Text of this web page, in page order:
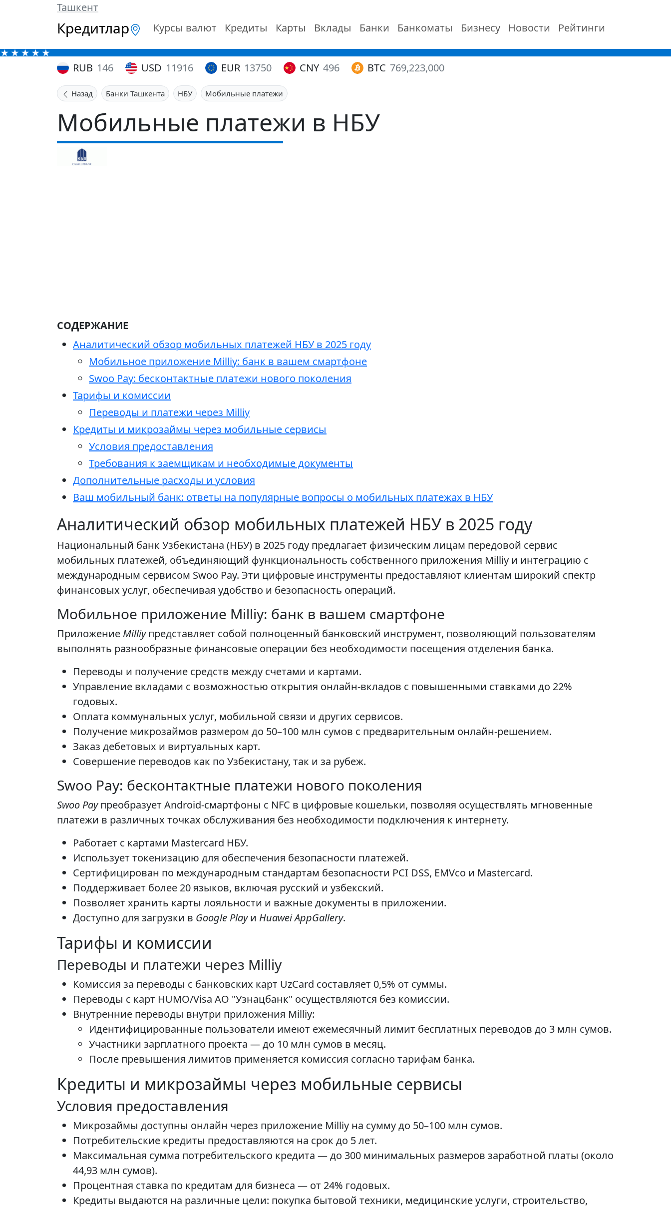
Ташкент
Кредитлар Курсы валют Кредиты Карты Вклады Банки Банкоматы Бизнесу Новости Рейтинги
RUB 146 USD 11916 EUR 13750 CNY 496 BTC 769,223,000
Назад Банки Ташкента НБУ Мобильные платежи
Мобильные платежи в НБУ
СОДЕРЖАНИЕ
Аналитический обзор мобильных платежей НБУ в 2025 году
Мобильное приложение Milliy: банк в вашем смартфоне
Swoo Pay: бесконтактные платежи нового поколения
Тарифы и комиссии
Переводы и платежи через Milliy
Кредиты и микрозаймы через мобильные сервисы
Условия предоставления
Требования к заемщикам и необходимые документы
Дополнительные расходы и условия
Ваш мобильный банк: ответы на популярные вопросы о мобильных платежах в НБУ
Аналитический обзор мобильных платежей НБУ в 2025 году
Национальный банк Узбекистана (НБУ) в 2025 году предлагает физическим лицам передовой сервис
мобильных платежей, объединяющий функциональность собственного приложения Milliy и интеграцию с
международным сервисом Swoo Pay. Эти цифровые инструменты предоставляют клиентам широкий спектр
финансовых услуг, обеспечивая удобство и безопасность операций.
Мобильное приложение Milliy: банк в вашем смартфоне
Приложение Milliyпредставляет собой полноценный банковский инструмент, позволяющий пользователям
выполнять разнообразные финансовые операции без необходимости посещения отделения банка.
Переводы и получение средств между счетами и картами.
Управление вкладами с возможностью открытия онлайн-вкладов с повышенными ставками до 22%
годовых.
Оплата коммунальных услуг, мобильной связи и других сервисов.
Получение микрозаймов размером до 50–100 млн сумов с предварительным онлайн-решением.
Заказ дебетовых и виртуальных карт.
Совершение переводов как по Узбекистану, так и за рубеж.
Swoo Pay: бесконтактные платежи нового поколения
Swoo Payпреобразует Android-смартфоны с NFC в цифровые кошельки, позволяя осуществлять мгновенные
платежи в различных точках обслуживания без необходимости подключения к интернету.
Работает с картами Mastercard НБУ.
Использует токенизацию для обеспечения безопасности платежей.
Сертифицирован по международным стандартам безопасности PCI DSS, EMVco и Mastercard.
Поддерживает более 20 языков, включая русский и узбекский.
Позволяет хранить карты лояльности и важные документы в приложении.
Доступно для загрузки в Google Playи Huawei AppGallery.
Тарифы и комиссии
Переводы и платежи через Milliy
Комиссия за переводы с банковских карт UzCard составляет 0,5% от суммы.
Переводы с карт HUMO/Visa АО "Узнацбанк" осуществляются без комиссии.
Внутренние переводы внутри приложения Milliy:
Идентифицированные пользователи имеют ежемесячный лимит бесплатных переводов до 3 млн сумов.
Участники зарплатного проекта — до 10 млн сумов в месяц.
После превышения лимитов применяется комиссия согласно тарифам банка.
Кредиты и микрозаймы через мобильные сервисы
Условия предоставления
Микрозаймы доступны онлайн через приложение Milliy на сумму до 50–100 млн сумов.
Потребительские кредиты предоставляются на срок до 5 лет.
Максимальная сумма потребительского кредита — до 300 минимальных размеров заработной платы (около
44,93 млн сумов).
Процентная ставка по кредитам для бизнеса — от 24% годовых.
Кредиты выдаются на различные цели: покупка бытовой техники, медицинские услуги, строительство,